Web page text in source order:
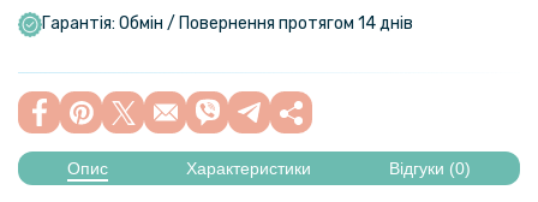
599 грн
239 грн
299 грн
Гідрогелева плівка iNobi Matte Samsung Galaxy S24 Plus​, Матова
Гарантія: Обмін / Повернення протягом 14 днів
Опис Характеристики Відгуки (0)